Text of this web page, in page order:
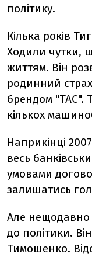
політику.
Кілька років
Ходили чутки,
життям. Він
родинний
брендом "ТАС".
кількох
Наприкінці
весь
умовами
залишатись
Але нещодавно
до політики.
Тимошенко.